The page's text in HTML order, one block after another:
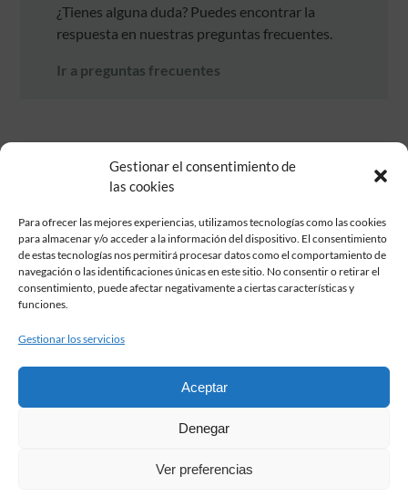
Gestionar el consentimiento de
las cookies
Para ofrecer las mejores experiencias, utilizamos tecnologías como las cookies
para almacenar y/o acceder a la información del dispositivo. El consentimiento
de estas tecnologías nos permitirá procesar datos como el comportamiento de
navegación o las identificaciones únicas en este sitio. No consentir o retirar el
consentimiento, puede afectar negativamente a ciertas características y
funciones.
Gestionar los servicios
Aceptar
Denegar
Ver preferencias
¿Tienes alguna duda? Puedes encontrar la
respuesta en nuestras preguntas frecuentes.
Ir a preguntas frecuentes
Fundación Pastor de Estudios Clásicos
Calle Serrano, 107. Madrid, 28006.
915617236
2026 Todos los derechos reservados © Fundación Pastor. Sitio web
Condiciones de contratación
Aviso legal